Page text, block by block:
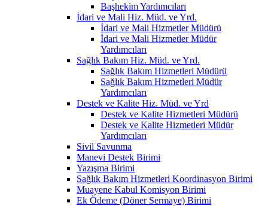
Başhekim Yardımcıları
İdari ve Mali Hiz. Müd. ve Yrd.
İdari ve Mali Hizmetler Müdürü
İdari ve Mali Hizmetler Müdür
Yardımcıları
Sağlık Bakım Hiz. Müd. ve Yrd.
Sağlık Bakım Hizmetleri Müdürü
Sağlık Bakım Hizmetleri Müdür
Yardımcıları
Destek ve Kalite Hiz. Müd. ve Yrd
Destek ve Kalite Hizmetleri Müdürü
Destek ve Kalite Hizmetleri Müdür
Yardımcıları
Sivil Savunma
Manevi Destek Birimi
Yazışma Birimi
Sağlık Bakım Hizmetleri Koordinasyon Birimi
Muayene Kabul Komisyon Birimi
Ek Ödeme (Döner Sermaye) Birimi